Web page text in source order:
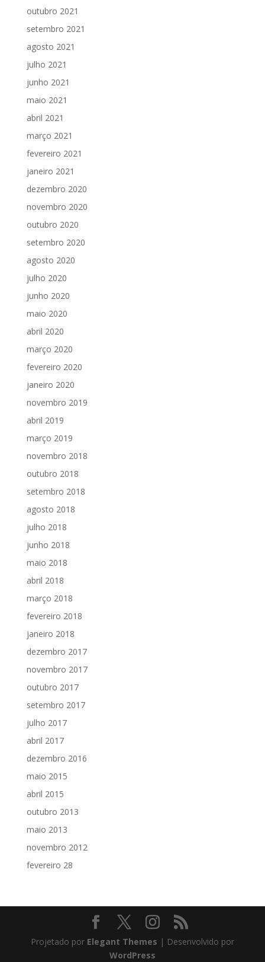
outubro 2021
setembro 2021
agosto 2021
julho 2021
junho 2021
maio 2021
abril 2021
março 2021
fevereiro 2021
janeiro 2021
dezembro 2020
novembro 2020
outubro 2020
setembro 2020
agosto 2020
julho 2020
junho 2020
maio 2020
abril 2020
março 2020
fevereiro 2020
janeiro 2020
novembro 2019
abril 2019
março 2019
novembro 2018
outubro 2018
setembro 2018
agosto 2018
julho 2018
junho 2018
maio 2018
abril 2018
março 2018
fevereiro 2018
janeiro 2018
dezembro 2017
novembro 2017
outubro 2017
setembro 2017
julho 2017
abril 2017
dezembro 2016
maio 2015
abril 2015
outubro 2013
maio 2013
novembro 2012
fevereiro 28
Projetado por Elegant Themes | Desenvolvido por
WordPress